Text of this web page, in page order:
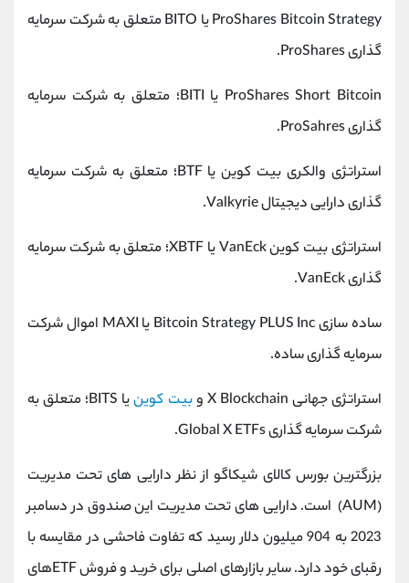
ProShares Bitcoin Strategy یا BITO متعلق به شرکت سرمایه
گذاری ProShares.
ProShares Short Bitcoin یا BITI؛ متعلق به شرکت سرمایه
گذاری ProSahres.
استراتژی والکری بیت کوین یا BTF؛ متعلق به شرکت سرمایه
گذاری دارایی دیجیتال Valkyrie.
استراتژی بیت کوین VanEck یا XBTF؛ متعلق به شرکت سرمایه
گذاری VanEck.
ساده سازی Bitcoin Strategy PLUS Inc یا MAXI اموال شرکت
سرمایه گذاری ساده.
استراتژی جهانی X Blockchain و
بیت کوین
یا BITS؛ متعلق به
شرکت سرمایه گذاری Global X ETFs.
بزرگترین بورس کالای شیکاگو از نظر دارایی های تحت مدیریت
(AUM) است. دارایی های تحت مدیریت این صندوق در دسامبر
2023 به 904 میلیون دلار رسید که تفاوت فاحشی در مقایسه با
رقبای خود دارد. سایر بازارهای اصلی برای خرید و فروش ETFهای